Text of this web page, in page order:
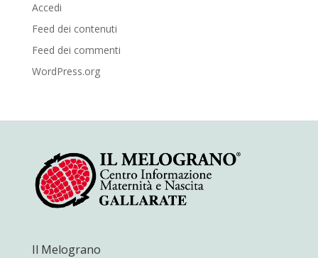
Accedi
Feed dei contenuti
Feed dei commenti
WordPress.org
Il Melograno